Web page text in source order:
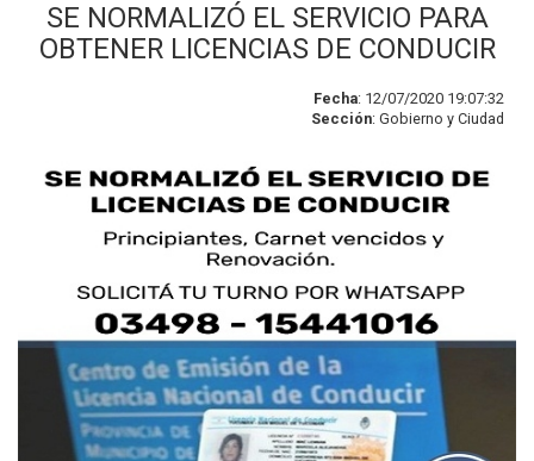
SE NORMALIZÓ EL SERVICIO PARA
OBTENER LICENCIAS DE CONDUCIR
Fecha: 12/07/2020 19:07:32
Sección: Gobierno y Ciudad